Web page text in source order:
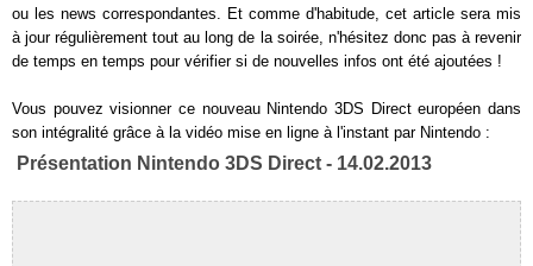
ou les news correspondantes. Et comme d'habitude, cet article sera mis
à jour régulièrement tout au long de la soirée, n'hésitez donc pas à revenir
de temps en temps pour vérifier si de nouvelles infos ont été ajoutées !
Vous pouvez visionner ce nouveau Nintendo 3DS Direct européen dans
son intégralité grâce à la vidéo mise en ligne à l'instant par Nintendo :
Présentation Nintendo 3DS Direct - 14.02.2013